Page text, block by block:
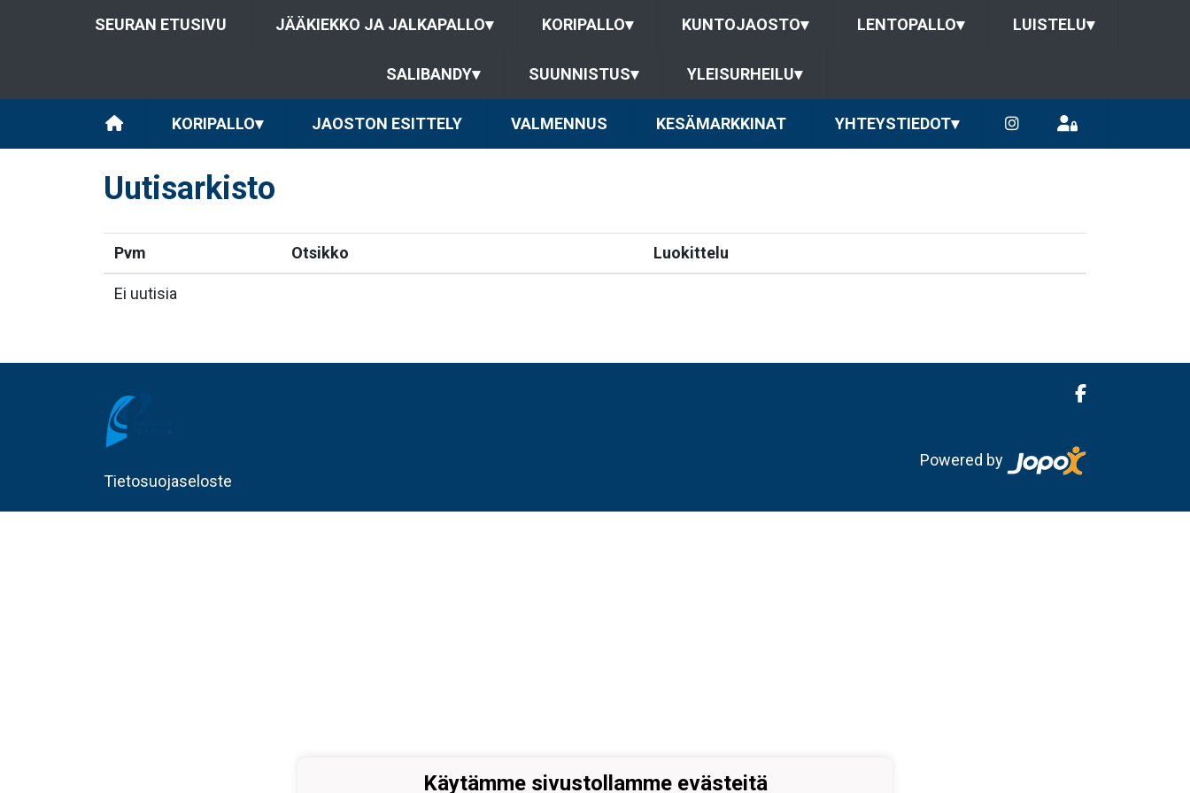
SEURAN ETUSIVU JÄÄKIEKKO JA JALKAPALLO▾ KORIPALLO▾ KUNTOJAOSTO▾ LENTOPALLO▾ LUISTELU▾
SALIBANDY▾ SUUNNISTUS▾ YLEISURHEILU▾
KORIPALLO▾ JAOSTON ESITTELY VALMENNUS KESÄMARKKINAT YHTEYSTIEDOT▾
Uutisarkisto
Pvm Otsikko Luokittelu
Ei uutisia
Tietosuojaseloste
Powered by
Käytämme sivustollamme evästeitä